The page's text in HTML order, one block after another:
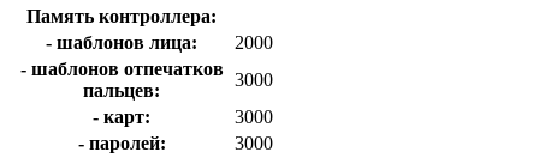
Память контроллера:
- шаблонов лица:
2000
- шаблонов отпечатков
пальцев:
3000
- карт:
3000
- паролей:
3000